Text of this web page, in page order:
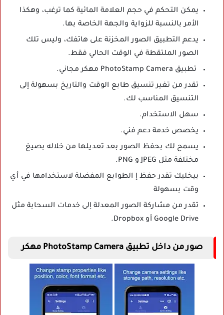
يمكن التحكم في حجم العلامة المائية كما ترغب، وهكذا
الأمر بالنسبة للزواية والجهة الخاصة بها.
يدعم التطبيق الصور المخزنة على هاتفك، وليس تلك
الصور الملتقطة في الوقت الحالي فقط.
تطبيق PhotoStamp Camera مهكر مجاني.
تقدر من تغير تنسيق طابع الوقت والتاريخ بسهولة إلى
التنسيق المناسب لك.
سهل الاستخدام.
يخصص خدمة دعم فني.
يسمح لك بحفظ الصور بعد تعديلها من خلاله بصيغ
مختلفة مثل JPEG و PNG.
بيخليك تقدر حفظ إ الطوابع المفضلة لاستخدامها في أي
وقت بسهولة
تقدر من مشاركة الصور المعدلة إلى خدمات السحابة مثل
Google Drive أو Dropbox.
صور من داخل تطبيق PhotoStamp Camera مهكر